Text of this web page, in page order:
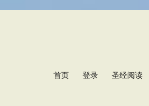
首页 登录 圣经阅读